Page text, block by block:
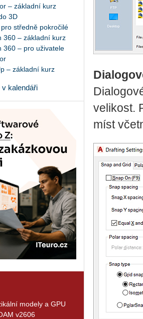
– základní kurz
3D
středně pokročilé
360 – základní kurz
360 – pro uživatele
– základní kurz
kalendáři
modely a GPU
v2606
velikost.
míst